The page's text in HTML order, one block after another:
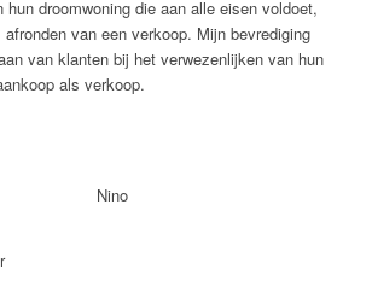
hun droomwoning die aan alle eisen voldoet,
van een verkoop. Mijn bevrediging
van klanten bij het verwezenlijken van hun
als verkoop.